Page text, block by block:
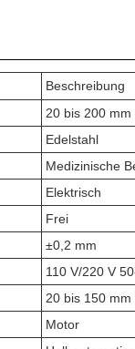
Beschreibung
20 bis 200 mm
Edelstahl
Medizinische
Elektrisch
Frei
±0,2 mm
110 V/220 V
20 bis 150 mm
Motor